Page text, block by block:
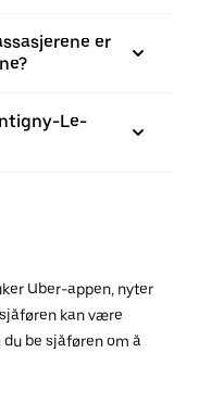
er
Le-
Uber-appen, nyter
kan være
be sjåføren om å